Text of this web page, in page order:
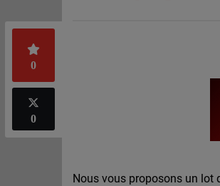
0
0
Nous vous proposons un lot